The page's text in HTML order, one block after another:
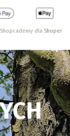
Shopcademy dla Shoper